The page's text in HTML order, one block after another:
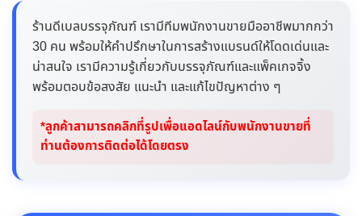
ร้านดีเบลบรรจุภัณฑ์ เรามีทีมพนักงานขายมืออาชีพมากกว่า
30 คน พร้อมให้คำปรึกษาในการสร้างแบรนด์ให้โดดเด่นและ
น่าสนใจ เรามีความรู้เกี่ยวกับบรรจุภัณฑ์และแพ็คเกจจิ้ง
พร้อมตอบข้อสงสัย แนะนำ และแก้ไขปัญหาต่าง ๆ
*ลูกค้าสามารถคลิกที่รูปเพื่อแอดไลน์กับพนักงานขายที่
ท่านต้องการติดต่อได้โดยตรง